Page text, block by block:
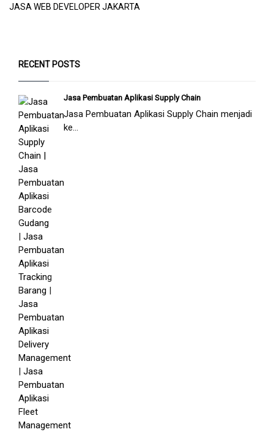
JASA WEB DEVELOPER JAKARTA
RECENT POSTS
Jasa Pembuatan Aplikasi Supply Chain
Jasa Pembuatan Aplikasi Supply Chain menjadi
ke...